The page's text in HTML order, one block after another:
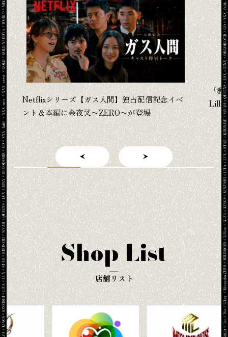
『教育番組 タマ 1st写真集 げんじつとうひ』に
Lillionが登場
『
「
Shop List
店舗リスト